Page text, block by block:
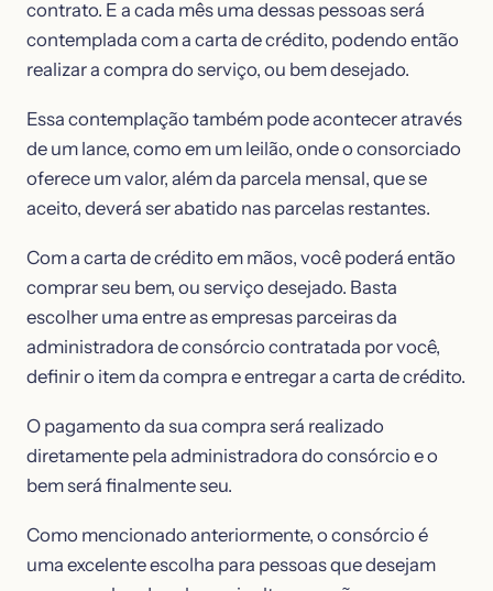
contrato. E a cada mês uma dessas pessoas será
contemplada com a carta de crédito, podendo então
realizar a compra do serviço, ou bem desejado.
Essa contemplação também pode acontecer através
de um lance, como em um leilão, onde o consorciado
oferece um valor, além da parcela mensal, que se
aceito, deverá ser abatido nas parcelas restantes.
Com a carta de crédito em mãos, você poderá então
comprar seu bem, ou serviço desejado. Basta
escolher uma entre as empresas parceiras da
administradora de consórcio contratada por você,
definir o item da compra e entregar a carta de crédito.
O pagamento da sua compra será realizado
diretamente pela administradora do consórcio e o
bem será finalmente seu.
Como mencionado anteriormente, o consórcio é
uma excelente escolha para pessoas que desejam